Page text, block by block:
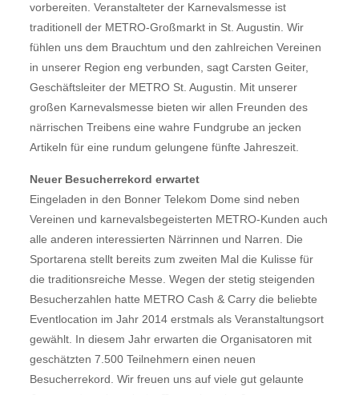
vorbereiten. Veranstalteter der Karnevalsmesse ist
traditionell der METRO-Großmarkt in St. Augustin. Wir
fühlen uns dem Brauchtum und den zahlreichen Vereinen
in unserer Region eng verbunden, sagt Carsten Geiter,
Geschäftsleiter der METRO St. Augustin. Mit unserer
großen Karnevalsmesse bieten wir allen Freunden des
närrischen Treibens eine wahre Fundgrube an jecken
Artikeln für eine rundum gelungene fünfte Jahreszeit.
Neuer Besucherrekord erwartet
Eingeladen in den Bonner Telekom Dome sind neben
Vereinen und karnevalsbegeisterten METRO-Kunden auch
alle anderen interessierten Närrinnen und Narren. Die
Sportarena stellt bereits zum zweiten Mal die Kulisse für
die traditionsreiche Messe. Wegen der stetig steigenden
Besucherzahlen hatte METRO Cash & Carry die beliebte
Eventlocation im Jahr 2014 erstmals als Veranstaltungsort
gewählt. In diesem Jahr erwarten die Organisatoren mit
geschätzten 7.500 Teilnehmern einen neuen
Besucherrekord. Wir freuen uns auf viele gut gelaunte